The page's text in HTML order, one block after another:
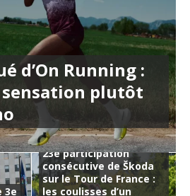
d’On Running :
plutôt
3e
23e participation
consécutive de Škoda
sur le Tour de France :
les coulisses d’un